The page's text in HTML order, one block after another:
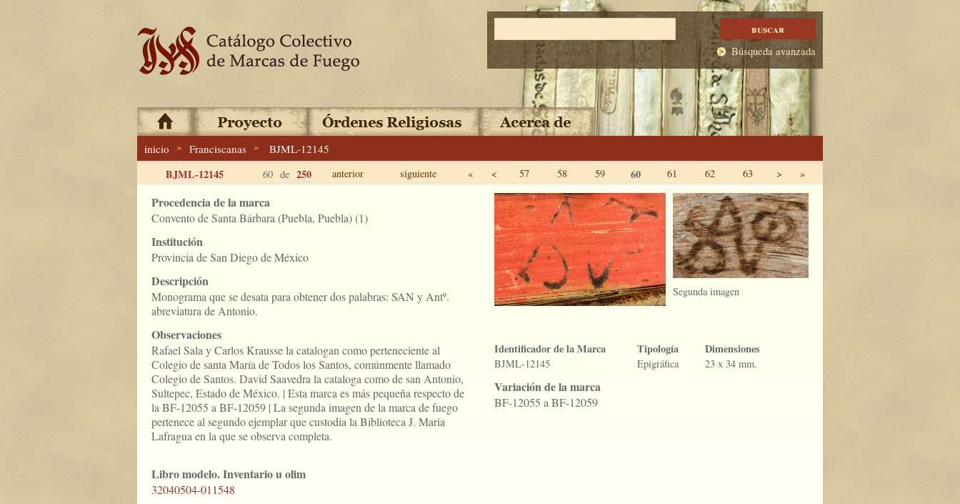
Búsqueda avanzada
inicio » Franciscanas » BJML-12145
BJML-12145 60 de 250 anterior siguiente « < 57 58 59 60 61 62 63 > »
Procedencia de la marca
Convento de Santa Bárbara (Puebla, Puebla) (1)
Institución
Provincia de San Diego de México
Descripción
Monograma que se desata para obtener dos palabras: SAN y Antº.
abreviatura de Antonio.
Observaciones
Rafael Sala y Carlos Krausse la catalogan como perteneciente al
Colegio de santa María de Todos los Santos, comúnmente llamado
Colegio de Santos. David Saavedra la cataloga como de san Antonio,
Sultepec, Estado de México. | Esta marca es más pequeña respecto de
la BF-12055 a BF-12059 | La segunda imagen de la marca de fuego
pertenece al segundo ejemplar que custodia la Biblioteca J. María
Lafragua en la que se observa completa.
Segunda imagen
Identificador de la Marca
BJML-12145
Tipología
Epigráfica
Dimensiones
23 x 34 mm.
Variación de la marca
BF-12055 a BF-12059
Libro modelo. Inventario u olim
32040504-011548